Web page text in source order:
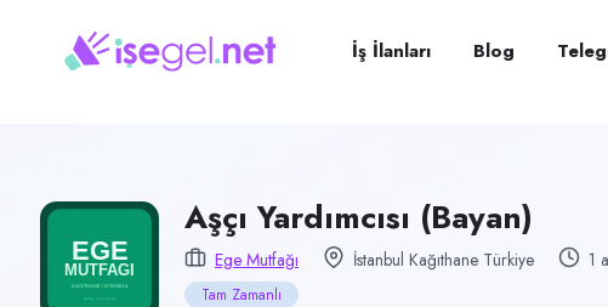
Aşçı Yardımcısı (Bayan)
Yiyecek & İçecek (Restoran/Cafe)
Kağıthane, İstanbul
İş İlanları Blog
Aşçı Yardımcısı (Bayan)
Ege Mutfağı İstanbul Kağıthane Türkiye 1
Tam Zamanlı